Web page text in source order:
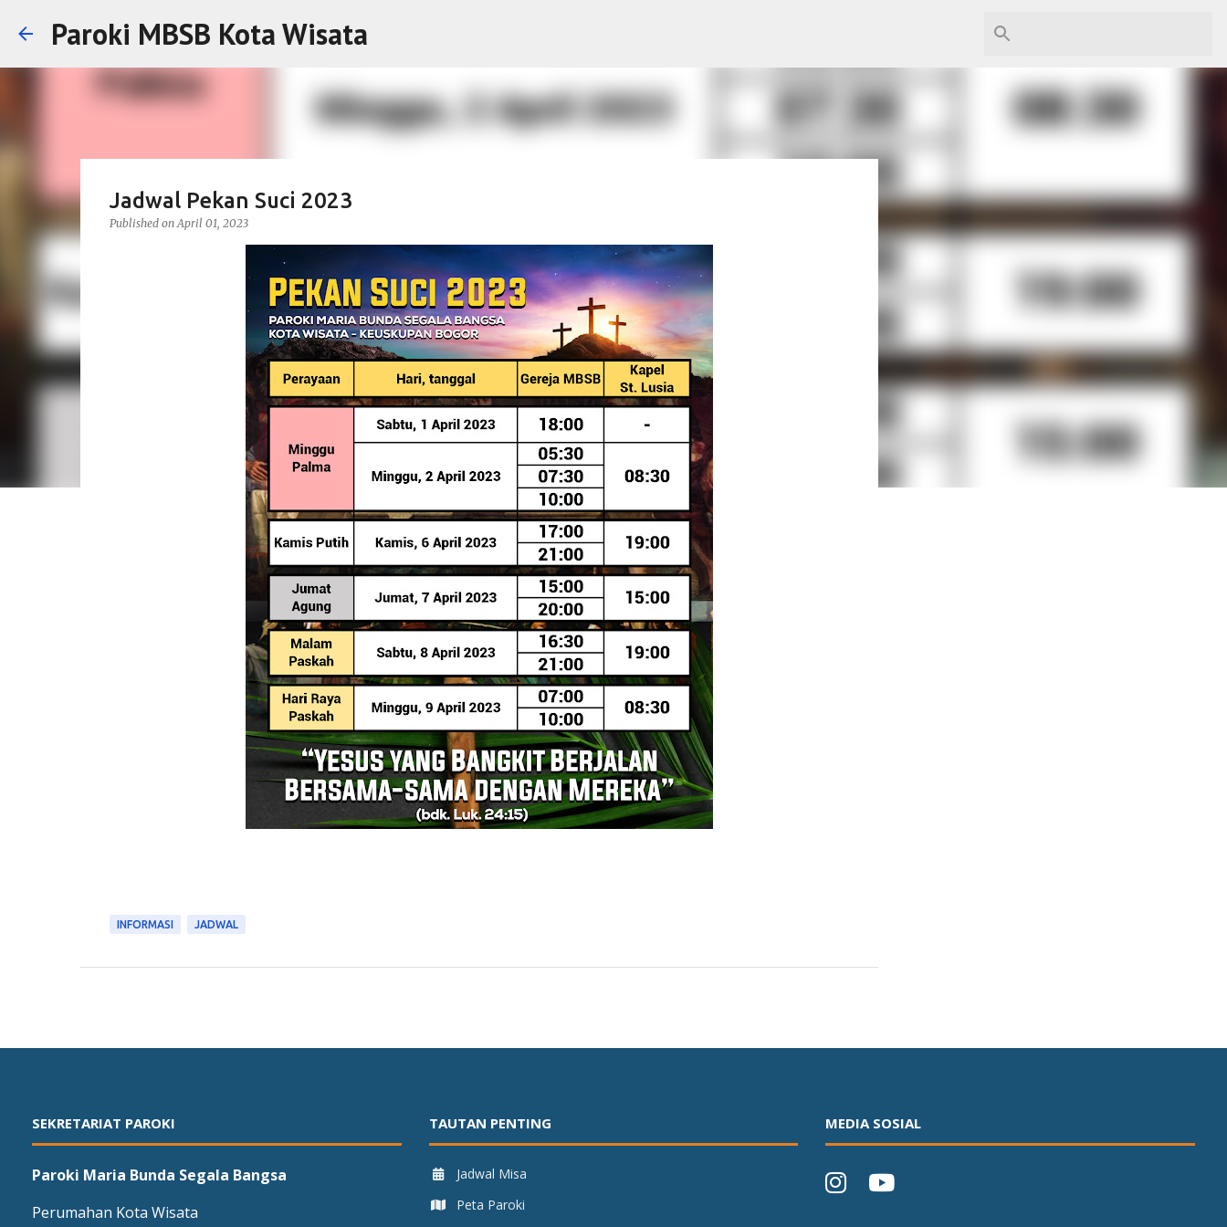
Paroki MBSB Kota Wisata
Jadwal Pekan Suci 2023
Published onApril 01, 2023
INFORMASI JADWAL
SEKRETARIAT PAROKI
Paroki Maria Bunda Segala Bangsa
Perumahan Kota Wisata
TAUTAN PENTING
Jadwal Misa
Peta Paroki
MEDIA SOSIAL